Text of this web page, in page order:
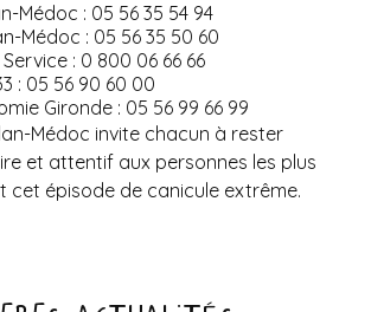
Médoc : 05 56 35 54 94
Médoc : 05 56 35 50 60
: 0 800 06 66 66
: 05 56 90 60 00
Gironde : 05 56 99 66 99
Médoc invite chacun à rester
et attentif aux personnes les plus
cet épisode de canicule extrême.